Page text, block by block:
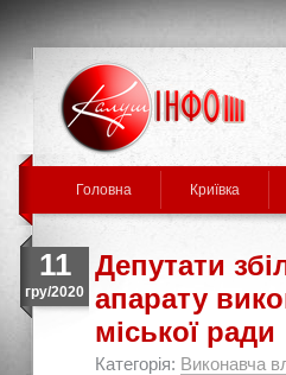
Головна Криївка
11
гру/2020
Депутати
апарату
міської ради
Категорія: Виконавча